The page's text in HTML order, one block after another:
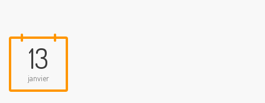
13
janvier